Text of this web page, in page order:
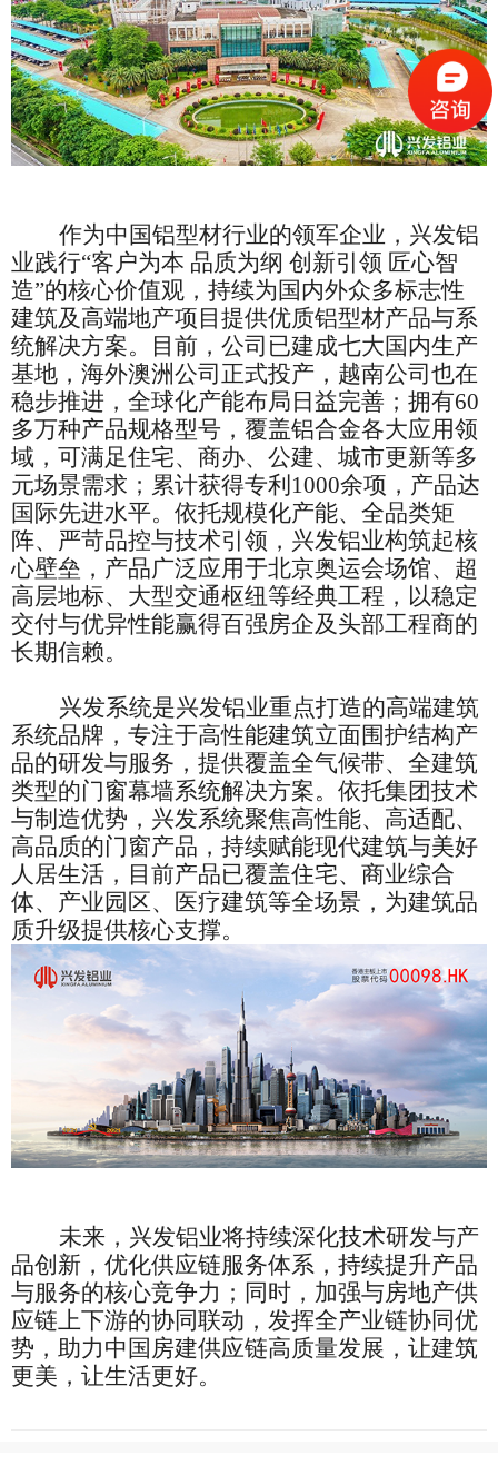
作为中国铝型材行业的领军企业，兴发铝
业践行“客户为本 品质为纲 创新引领 匠心智
造”的核心价值观，持续为国内外众多标志性
建筑及高端地产项目提供优质铝型材产品与系
统解决方案。目前，公司已建成七大国内生产
基地，海外澳洲公司正式投产，越南公司也在
稳步推进，全球化产能布局日益完善；拥有60
多万种产品规格型号，覆盖铝合金各大应用领
域，可满足住宅、商办、公建、城市更新等多
元场景需求；累计获得专利1000余项，产品达
国际先进水平。依托规模化产能、全品类矩
阵、严苛品控与技术引领，兴发铝业构筑起核
心壁垒，产品广泛应用于北京奥运会场馆、超
高层地标、大型交通枢纽等经典工程，以稳定
交付与优异性能赢得百强房企及头部工程商的
长期信赖。
兴发系统是兴发铝业重点打造的高端建筑
系统品牌，专注于高性能建筑立面围护结构产
品的研发与服务，提供覆盖全气候带、全建筑
类型的门窗幕墙系统解决方案。依托集团技术
与制造优势，兴发系统聚焦高性能、高适配、
高品质的门窗产品，持续赋能现代建筑与美好
人居生活，目前产品已覆盖住宅、商业综合
体、产业园区、医疗建筑等全场景，为建筑品
质升级提供核心支撑。
未来， 兴发铝业将持续深化技术研发与产
品创新，优化供应链服务体系，持续提升产品
与服务的核心竞争力；同时，加强与房地产供
应链上下游的协同联动， 发挥全产业链协同优
势 ，助力中国房建供应链高质量发展 ，让建筑
更美，让生活更好。